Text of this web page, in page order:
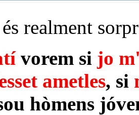
realment
vorem si jo
ametles, si
hòmens